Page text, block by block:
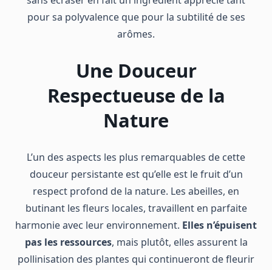
pour sa polyvalence que pour la subtilité de ses
arômes.
Une Douceur
Respectueuse de la
Nature
L’un des aspects les plus remarquables de cette
douceur persistante est qu’elle est le fruit d’un
respect profond de la nature. Les abeilles, en
butinant les fleurs locales, travaillent en parfaite
harmonie avec leur environnement. Elles n’épuisent
pas les ressources, mais plutôt, elles assurent la
pollinisation des plantes qui continueront de fleurir